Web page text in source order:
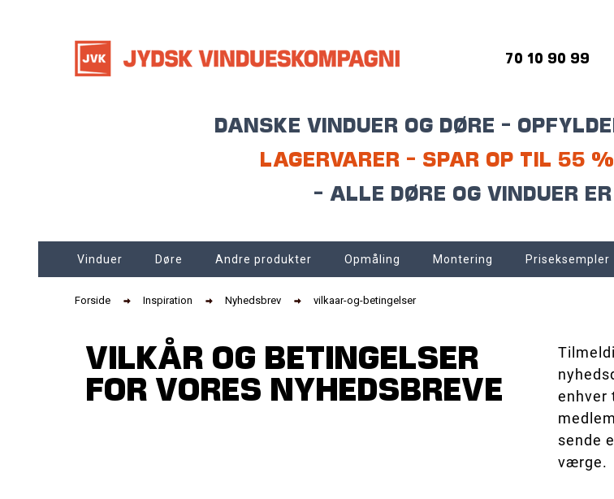
70 10 90 99
DANSKE VINDUER OG DØRE -
LAGERVARER - SPAR OP TIL 55
- ALLE DØRE OG VINDUER
Vinduer Døre Andre produkter Opmåling Montering Priseksempler
Forside Inspiration Nyhedsbrev vilkaar-og-betingelser
VILKÅR OG BETINGELSER
FOR VORES NYHEDSBREVE
enhver
sende
værge.